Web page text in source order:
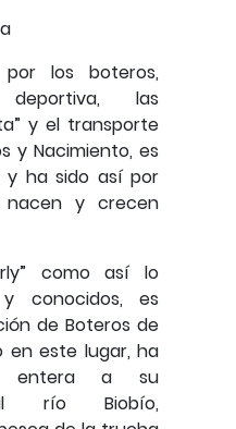
los boteros,
las
y el transporte
y Nacimiento, es
y ha sido así por
nacen y crecen
como así lo
conocidos, es
de Boteros de
en este lugar, ha
entera a su
río Biobío,